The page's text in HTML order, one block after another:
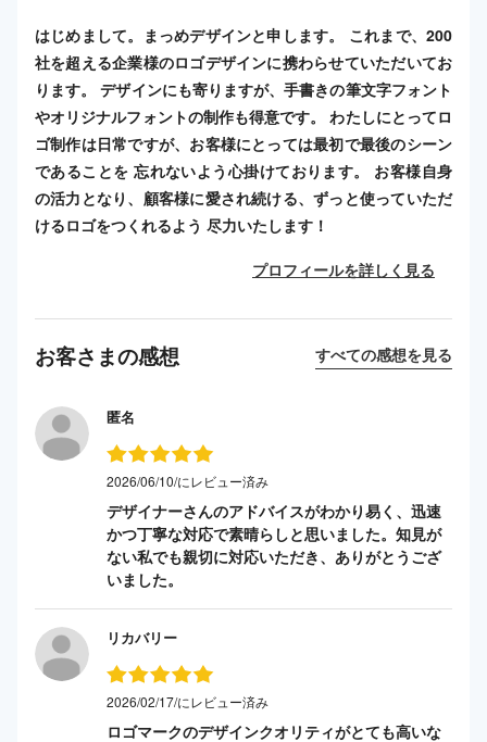
はじめまして。まっめデザインと申します。 これまで、200
社を超える企業様のロゴデザインに携わらせていただいてお
ります。 デザインにも寄りますが、手書きの筆文字フォント
やオリジナルフォントの制作も得意です。 わたしにとってロ
ゴ制作は日常ですが、お客様にとっては最初で最後のシーン
であることを 忘れないよう心掛けております。 お客様自身
の活力となり、顧客様に愛され続ける、ずっと使っていただ
けるロゴをつくれるよう 尽力いたします！
プロフィールを詳しく見る
お客さまの感想 すべての感想を見る
匿名
2026/06/10/にレビュー済み
デザイナーさんのアドバイスがわかり易く、迅速
かつ丁寧な対応で素晴らしと思いました。知見が
ない私でも親切に対応いただき、ありがとうござ
いました。
リカバリー
2026/02/17/にレビュー済み
ロゴマークのデザインクオリティがとても高いな